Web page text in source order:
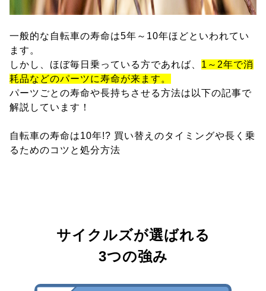
一般的な自転車の寿命は5年～10年ほどといわれてい
ます。
しかし、ほぼ毎日乗っている方であれば、 1～2年で消
耗品などのパーツに寿命が来ます。
パーツごとの寿命や長持ちさせる方法は以下の記事で
解説しています！
自転車の寿命は10年!? 買い替えのタイミングや長く乗
るためのコツと処分方法
サイクルズが選ばれる
3つの強み